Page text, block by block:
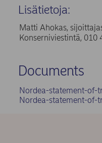
Lisätietoja:
Matti Ahokas,
Konserniviestintä, 010
Documents
Nordea-statement-of-
Nordea-statement-of-